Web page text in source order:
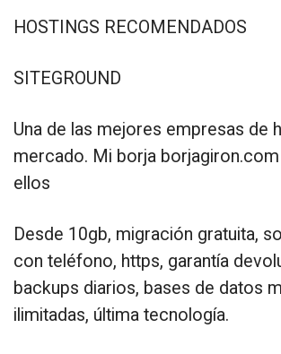
HOSTINGS RECOMENDADOS
SITEGROUND
Una de las mejores empresas de
mercado. Mi borja
ellos
Desde 10gb, migración gratuita,
con teléfono, https, garantía
backups diarios, bases de datos
ilimitadas, última tecnología.